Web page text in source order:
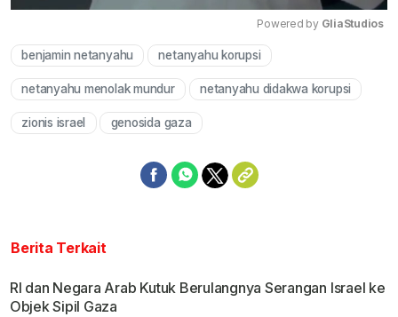
Powered by GliaStudios
benjamin netanyahu netanyahu korupsi
netanyahu menolak mundur netanyahu didakwa korupsi
zionis israel genosida gaza
Berita Terkait
RI dan Negara Arab Kutuk Berulangnya Serangan Israel ke
Objek Sipil Gaza